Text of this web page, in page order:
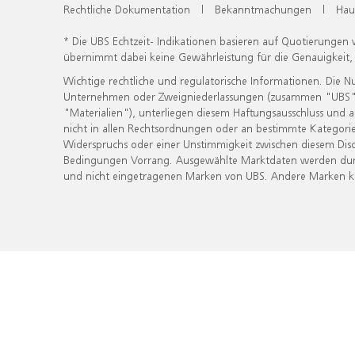
Rechtliche Dokumentation | Bekanntmachungen |
* Die UBS Echtzeit- Indikationen basieren auf
übernimmt dabei keine Gewährleistung für die
Wichtige rechtliche und regulatorische Informationen. Die
Unternehmen oder Zweigniederlassungen (zusammen
"Materialien"), unterliegen diesem Haftungsausschluss
nicht in allen Rechtsordnungen oder an bestimmte
Widerspruchs oder einer Unstimmigkeit zwischen diesem
Bedingungen Vorrang. Ausgewählte Marktdaten werden
und nicht eingetragenen Marken von UBS. Andere Marken